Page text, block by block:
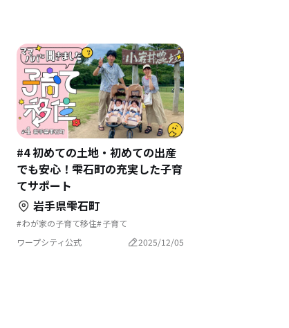
#4 初めての土地・初めての出産
でも安心！雫石町の充実した子育
てサポート
岩手県雫石町
わが家の子育て移住 子育て
畑のある暮らし 支援制度
自然と暮らす 地域おこし
地域おこし協力隊 古民家を活用
ワープシティ公式 2025/12/05